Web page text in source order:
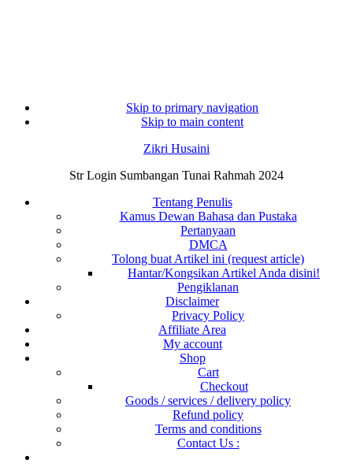
Skip to primary navigation
Skip to main content
Zikri Husaini
Str Login Sumbangan Tunai Rahmah 2024
Tentang Penulis
Kamus Dewan Bahasa dan Pustaka
Pertanyaan
DMCA
Tolong buat Artikel ini (request article)
Hantar/Kongsikan Artikel Anda disini!
Pengiklanan
Disclaimer
Privacy Policy
Affiliate Area
My account
Shop
Cart
Checkout
Goods / services / delivery policy
Refund policy
Terms and conditions
Contact Us :